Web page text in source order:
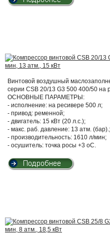
Винтовой воздушный
серии CSB 20/13 G3 500 400/50
ОСНОВНЫЕ ПАРАМЕТРЫ:
- исполнение: на ресивере 500 л;
- привод: ременной;
- двигатель: 15 кВт (20 л.с.);
- макс. раб. давление: 13 атм. (бар).;
- производительность: 1610 л/мин;
- осушитель: точка росы +3 оС.